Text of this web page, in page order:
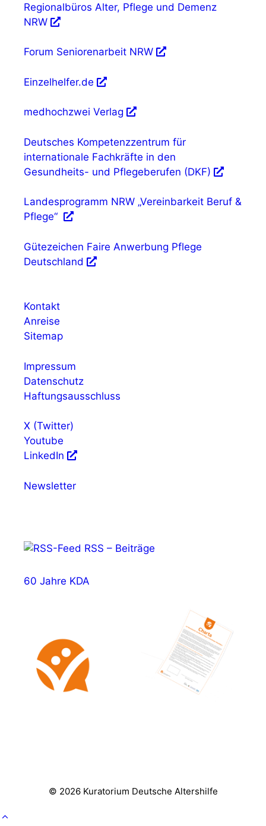
Regionalbüros Alter, Pflege und Demenz
NRW
Forum Seniorenarbeit NRW
Einzelhelfer.de
medhochzwei Verlag
Deutsches Kompetenzzentrum für
internationale Fachkräfte in den
Gesundheits- und Pflegeberufen (DKF)
Landesprogramm NRW „Vereinbarkeit Beruf &
Pflege“
Gütezeichen Faire Anwerbung Pflege
Deutschland
Kontakt
Anreise
Sitemap
Impressum
Datenschutz
Haftungsausschluss
X (Twitter)
Youtube
LinkedIn
Newsletter
RSS – Beiträge
60 Jahre KDA
© 2026 Kuratorium Deutsche Altershilfe